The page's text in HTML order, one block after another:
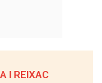
I REIXAC